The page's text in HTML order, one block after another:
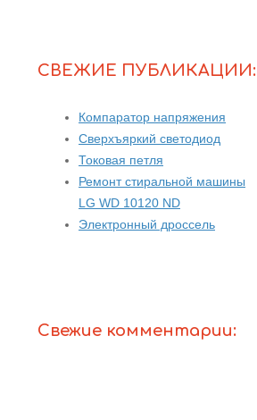
СВЕЖИЕ ПУБЛИКАЦИИ:
Компаратор напряжения
Сверхъяркий светодиод
Токовая петля
Ремонт стиральной машины
LG WD 10120 ND
Электронный дроссель
Свежие комментарии: